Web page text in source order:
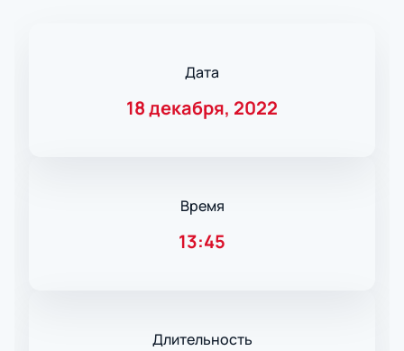
Дата
18 декабря, 2022
Время
13:45
Длительность